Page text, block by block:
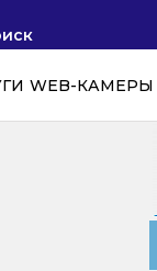
WEB-КАМЕРЫ